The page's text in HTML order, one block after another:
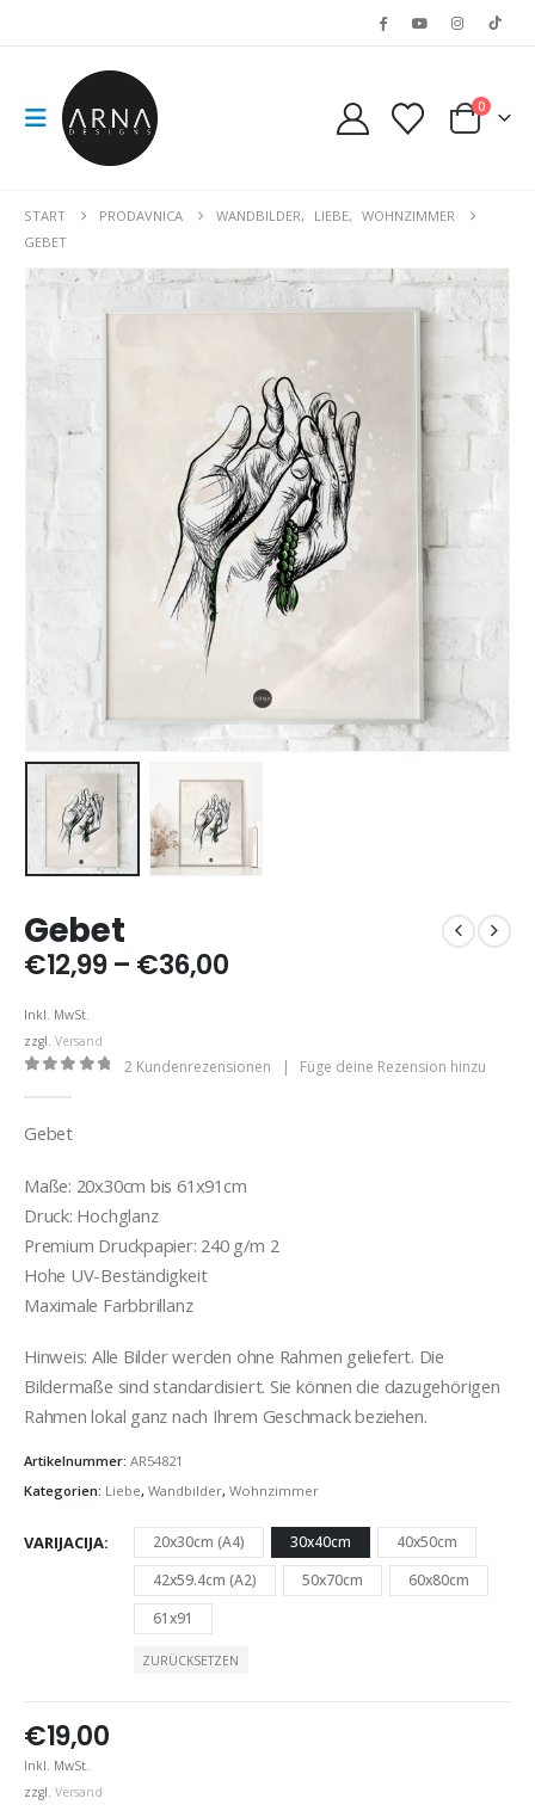
0
START PRODAVNICA WANDBILDER, LIEBE, WOHNZIMMER
GEBET
Gebet
€12,99 – €36,00Preisspanne:
Inkl. MwSt.
zzgl. Versand
2 Kundenrezensionen | Füge deine Rezension hinzu
Gebet
Maße: 20x30cm bis 61x91cm
Druck: Hochglanz
Premium Druckpapier: 240 g/m 2
Hohe UV-Beständigkeit
Maximale Farbbrillanz
Hinweis: Alle Bilder werden ohne Rahmen geliefert. Die
Bildermaße sind standardisiert. Sie können die dazugehörigen
Rahmen lokal ganz nach Ihrem Geschmack beziehen.
Artikelnummer: AR54821
Kategorien: Liebe, Wandbilder, Wohnzimmer
VARIJACIJA 20x30cm (A4) 30x40cm
40x50cm
42x59.4cm (A2)
50x70cm
60x80cm
61x91
ZURÜCKSETZEN
€19,00
Inkl. MwSt.
zzgl. Versand